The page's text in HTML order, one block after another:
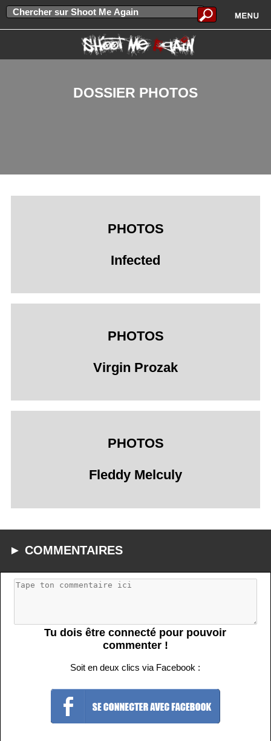
DOSSIER PHOTOS
PHOTOS
Infected
PHOTOS
Virgin Prozak
PHOTOS
Fleddy Melculy
► COMMENTAIRES
Tu dois être connecté pour pouvoir
commenter !
Soit en deux clics via Facebook :